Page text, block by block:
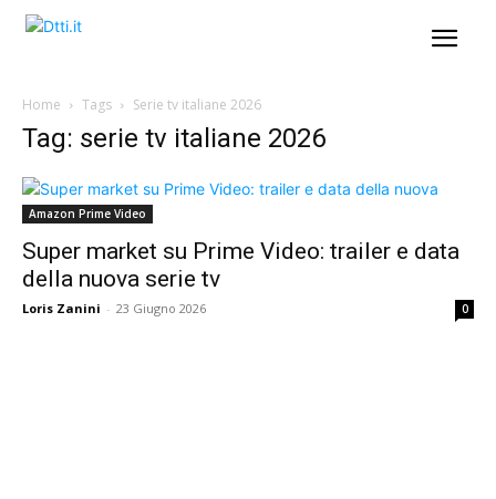
Home Tags Serie tv italiane 2026
Tag: serie tv italiane 2026
Amazon Prime Video
Super market su Prime Video: trailer e data
della nuova serie tv
Loris Zanini - 23 Giugno 2026 0